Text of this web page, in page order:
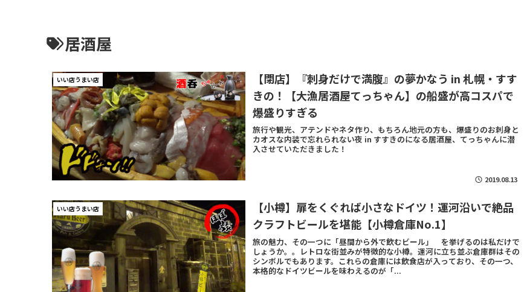
居酒屋
いい店うまい店
【閉店】『刺身だけで満腹』の夢かなう in 札幌・すす
きの！【大漁居酒屋てっちゃん】の船盛が高コスパで
爆盛りすぎる
旅行や観光、アテンドやネタ作り、もちろん地元の方も、爆盛りのお刺身と
カオスな内装で忘れられない夜 in すすきのになる居酒屋、てっちゃんに潜
入させていただきました！
2019.08.13
いい店うまい店
【小樽】扉をくぐれば小さなドイツ！運河沿いで絶品
クラフトビールを堪能【小樽倉庫No.1】
旅の魅力、その一つに「昼間から外で飲むビール」 を挙げるのは私だけで
しょうか。。レトロな街並みが特徴的な小樽。運河に立ち並ぶ倉庫群はその
シンボルでもあります。これらの倉庫には飲食店が入っており、その一つ、
本格的なドイツビールを味わえるのが「...